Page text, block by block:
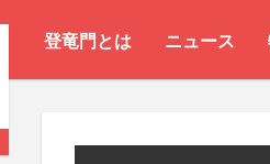
登竜門とは ニュース